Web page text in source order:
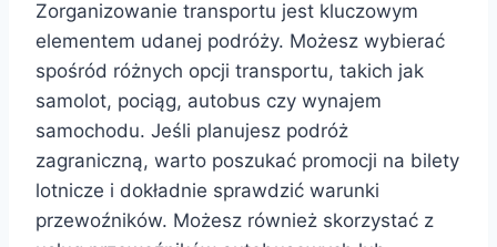
Zorganizowanie transportu jest kluczowym
elementem udanej podróży. Możesz wybierać
spośród różnych opcji transportu, takich jak
samolot, pociąg, autobus czy wynajem
samochodu. Jeśli planujesz podróż
zagraniczną, warto poszukać promocji na bilety
lotnicze i dokładnie sprawdzić warunki
przewoźników. Możesz również skorzystać z